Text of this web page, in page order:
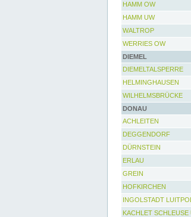
HAMM OW
HAMM UW
WALTROP
WERRIES OW
DIEMEL
DIEMELTALSPERRE
HELMINGHAUSEN
WILHELMSBRÜCKE
DONAU
ACHLEITEN
DEGGENDORF
DÜRNSTEIN
ERLAU
GREIN
HOFKIRCHEN
INGOLSTADT
KACHLET SCHLEUSE